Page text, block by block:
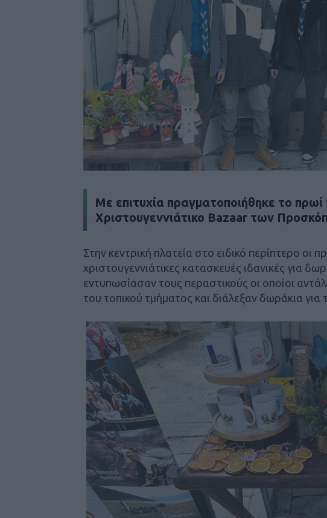
Mε επιτυχία πραγματοποιήθηκε το πρωί
Χριστουγεννιάτικο Bazaar των
Στην κεντρική πλατεία στο ειδικό περίπτερο
χριστουγεννιάτικες κατασκευές ιδανικές για
εντυπωσίασαν τους περαστικούς οι οποίοι
του τοπικού τμήματος και διάλεξαν δωράκια